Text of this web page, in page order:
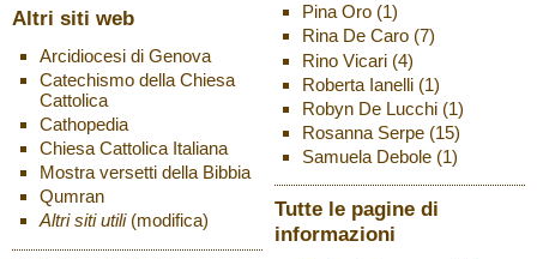
Altri siti web
Arcidiocesi di Genova
Catechismo della Chiesa
Cattolica
Cathopedia
Chiesa Cattolica Italiana
Mostra versetti della Bibbia
Qumran
Altri siti utili (modifica)
Pina Oro(1)
Rina De Caro(7)
Rino Vicari(4)
Roberta Ianelli(1)
Robyn De Lucchi(1)
Rosanna Serpe(15)
Samuela Debole(1)
Tutte le pagine di
informazioni